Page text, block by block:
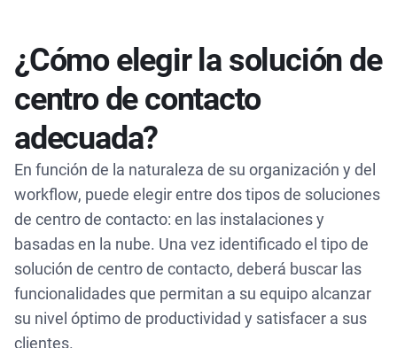
¿Cómo elegir la solución de
centro de contacto
adecuada?
En función de la naturaleza de su organización y del
workflow, puede elegir entre dos tipos de soluciones
de centro de contacto: en las instalaciones y
basadas en la nube. Una vez identificado el tipo de
solución de centro de contacto, deberá buscar las
funcionalidades que permitan a su equipo alcanzar
su nivel óptimo de productividad y satisfacer a sus
clientes.